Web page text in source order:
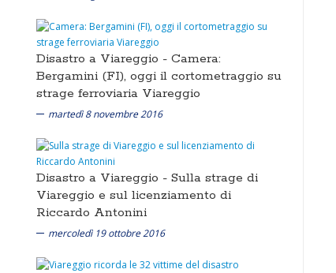
Disastro a Viareggio - Camera:
Bergamini (FI), oggi il cortometraggio su
strage ferroviaria Viareggio
martedì 8 novembre 2016
Disastro a Viareggio - Sulla strage di
Viareggio e sul licenziamento di
Riccardo Antonini
mercoledì 19 ottobre 2016